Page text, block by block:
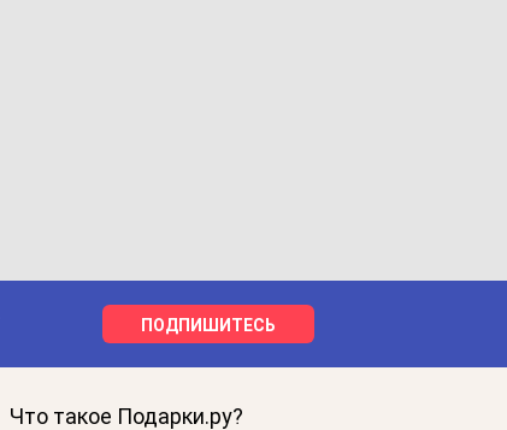
ПОДПИШИТЕСЬ
Что такое Подарки.ру?